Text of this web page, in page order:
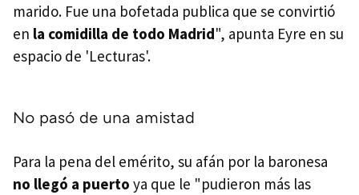
marido. Fue una bofetada publica que se convirtió
en la comidilla de todo Madrid", apunta Eyre en su
espacio de 'Lecturas'.
No pasó de una amistad
Para la pena del emérito, su afán por la baronesa
no llegó a puerto ya que le "pudieron más las